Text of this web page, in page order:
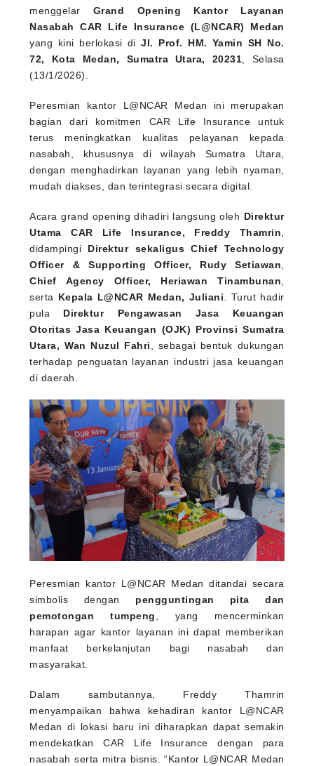
menggelar Grand Opening Kantor Layanan
Nasabah CAR Life Insurance (L@NCAR) Medan
yang kini berlokasi di
Jl. Prof. HM. Yamin SH No.
72, Kota Medan, Sumatra Utara, 20231
, Selasa
(13/1/2026).
Peresmian kantor L@NCAR Medan ini merupakan
bagian dari komitmen CAR Life Insurance untuk
terus meningkatkan kualitas pelayanan kepada
nasabah, khususnya di wilayah Sumatra Utara,
dengan menghadirkan layanan yang lebih nyaman,
mudah diakses, dan terintegrasi secara digital.
Acara grand opening dihadiri langsung oleh Direktur
Utama CAR Life Insurance, Freddy Thamrin
didampingi Direktur sekaligus Chief Technology
Officer & Supporting Officer, Rudy Setiawan
Chief Agency Officer, Heriawan Tinambunan
serta Kepala L@NCAR Medan, Juliani . Turut hadir
pula Direktur Pengawasan Jasa Keuangan
Otoritas Jasa Keuangan (OJK) Provinsi Sumatra
Utara, Wan Nuzul Fahri
, sebagai bentuk dukungan
terhadap penguatan layanan industri jasa keuangan
di daerah.
Peresmian kantor L@NCAR Medan ditandai secara
simbolis dengan pengguntingan pita dan
pemotongan tumpeng
, yang mencerminkan
harapan agar kantor layanan ini dapat memberikan
manfaat berkelanjutan bagi nasabah dan
masyarakat.
Dalam sambutannya, Freddy Thamrin
menyampaikan bahwa kehadiran kantor L@NCAR
Medan di lokasi baru ini diharapkan dapat semakin
mendekatkan CAR Life Insurance dengan para
nasabah serta mitra bisnis. “Kantor L@NCAR Medan